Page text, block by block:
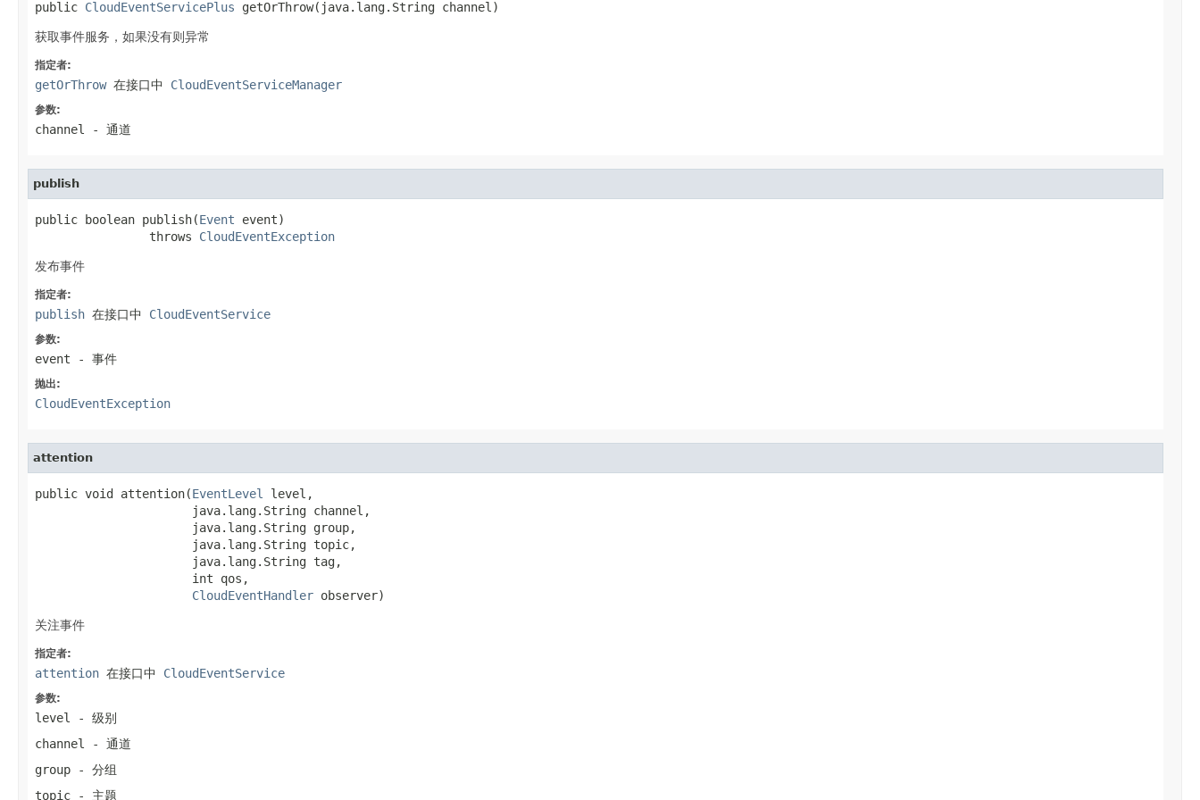
public CloudEventServicePlus getOrThrow(java.lang.String channel)
获取事件服务，如果没有则异常
指定者:
getOrThrow在接口中 CloudEventServiceManager
参数:
channel - 通道
publish
public boolean publish(Event event)
                throws
CloudEventException
发布事件
指定者:
publish 在接口中 CloudEventService
参数:
event - 事件
抛出:
CloudEventException
attention
public void attention(EventLevel
level,
                      java.lang.String channel,
                      java.lang.String group,
                      java.lang.String topic,
                      java.lang.String tag,
                      int qos,
CloudEventHandler observer)
关注事件
指定者:
attention 在接口中 CloudEventService
参数:
level
- 级别
channel
- 通道
group - 分组
topic - 主题